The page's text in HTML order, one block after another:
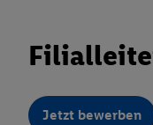
Jetzt bewerben